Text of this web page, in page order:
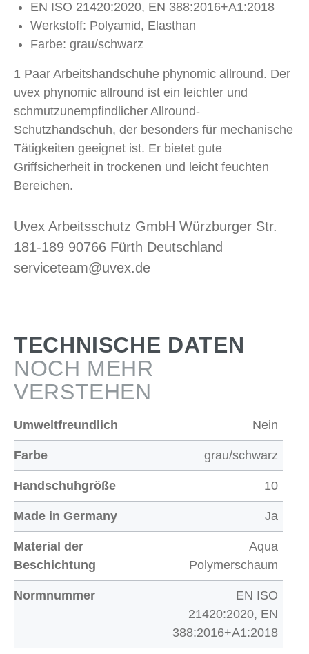
EN ISO 21420:2020, EN 388:2016+A1:2018
Werkstoff: Polyamid, Elasthan
Farbe: grau/schwarz
1 Paar Arbeitshandschuhe phynomic allround. Der
uvex phynomic allround ist ein leichter und
schmutzunempfindlicher Allround-
Schutzhandschuh, der besonders für mechanische
Tätigkeiten geeignet ist. Er bietet gute
Griffsicherheit in trockenen und leicht feuchten
Bereichen.
Uvex Arbeitsschutz GmbH Würzburger Str.
181-189 90766 Fürth Deutschland
serviceteam@uvex.de
TECHNISCHE DATEN
NOCH MEHR
VERSTEHEN
Umweltfreundlich Nein
Farbe grau/schwarz
Handschuhgröße 10
Made in Germany Ja
Material der
Beschichtung
Aqua
Polymerschaum
Normnummer
EN ISO
21420:2020, EN
388:2016+A1:2018